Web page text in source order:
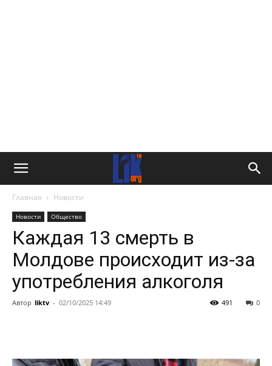
Главная Новости
Новости Общество
Каждая 13 смерть в
Молдове происходит из-за
употребления алкоголя
Автор liktv - 02/10/2025 14:49 0
491